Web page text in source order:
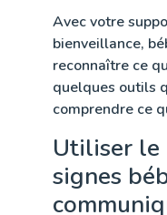
Avec votre
bienveillance,
reconnaître ce
quelques outils
comprendre ce
Utiliser le
signes